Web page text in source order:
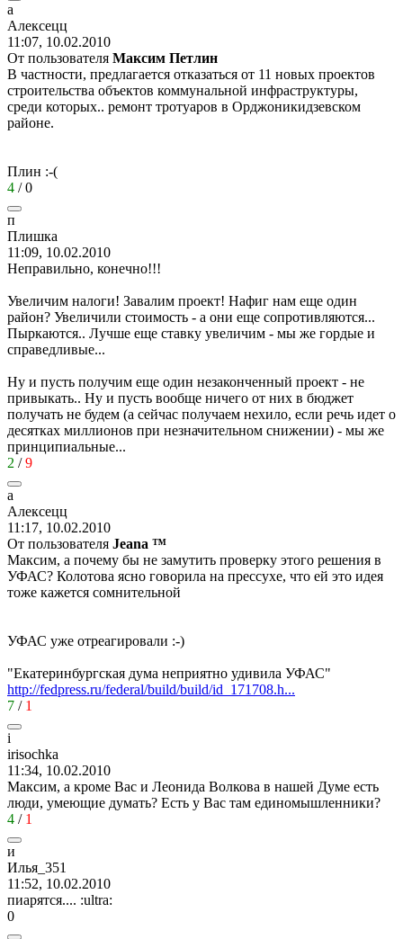
а
Алексецц
11:07, 10.02.2010
От пользователя Максим Петлин
В частности, предлагается отказаться от 11 новых проектов
строительства объектов коммунальной инфраструктуры,
среди которых.. ремонт тротуаров в Орджоникидзевском
районе.
Плин :-(
4 /0
п
Плишка
11:09, 10.02.2010
Неправильно, конечно!!!
Увеличим налоги! Завалим проект! Нафиг нам еще один
район? Увеличили стоимость - а они еще сопротивляются...
Пыркаются.. Лучше еще ставку увеличим - мы же гордые и
справедливые...
Ну и пусть получим еще один незаконченный проект - не
привыкать.. Ну и пусть вообще ничего от них в бюджет
получать не будем (а сейчас получаем нехило, если речь идет о
десятках миллионов при незначительном снижении) - мы же
принципиальные...
2 /9
а
Алексецц
11:17, 10.02.2010
От пользователя Jeana ™
Максим, а почему бы не замутить проверку этого решения в
УФАС? Колотова ясно говорила на прессухе, что ей это идея
тоже кажется сомнительной
УФАС уже отреагировали :-)
"Екатеринбургская дума неприятно удивила УФАС"
http://fedpress.ru/federal/build/build/id_171708.h...
7 / 1
i
irisochka
11:34, 10.02.2010
Максим, а кроме Вас и Леонида Волкова в нашей Думе есть
люди, умеющие думать? Есть у Вас там единомышленники?
4 / 1
и
Илья _351
11:52, 10.02.2010
пиарятся.... :ultra:
0